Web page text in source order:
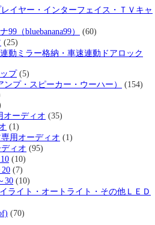
イヤー・インターフェイス・ＴＶキャ
99（bluebanana99）
(60)
(25)
連動ミラー格納・車速連動ドアロック
プ(5)
プ・スピーカー・ウーハー）
(154)
オーディオ (35)
(1)
用オーディオ (1)
ィオ (95)
(10)
20 (7)
30 (10)
ライト・オートライト・その他ＬＥＤ
(70)